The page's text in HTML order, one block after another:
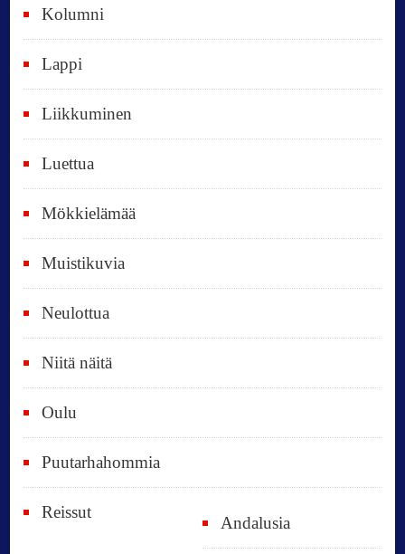
p
ä
ä
t
Kolumni
Lappi
Liikkuminen
Luettua
Mökkielämää
Muistikuvia
Neulottua
Niitä näitä
Oulu
Puutarhahommia
Reissut
Andalusia